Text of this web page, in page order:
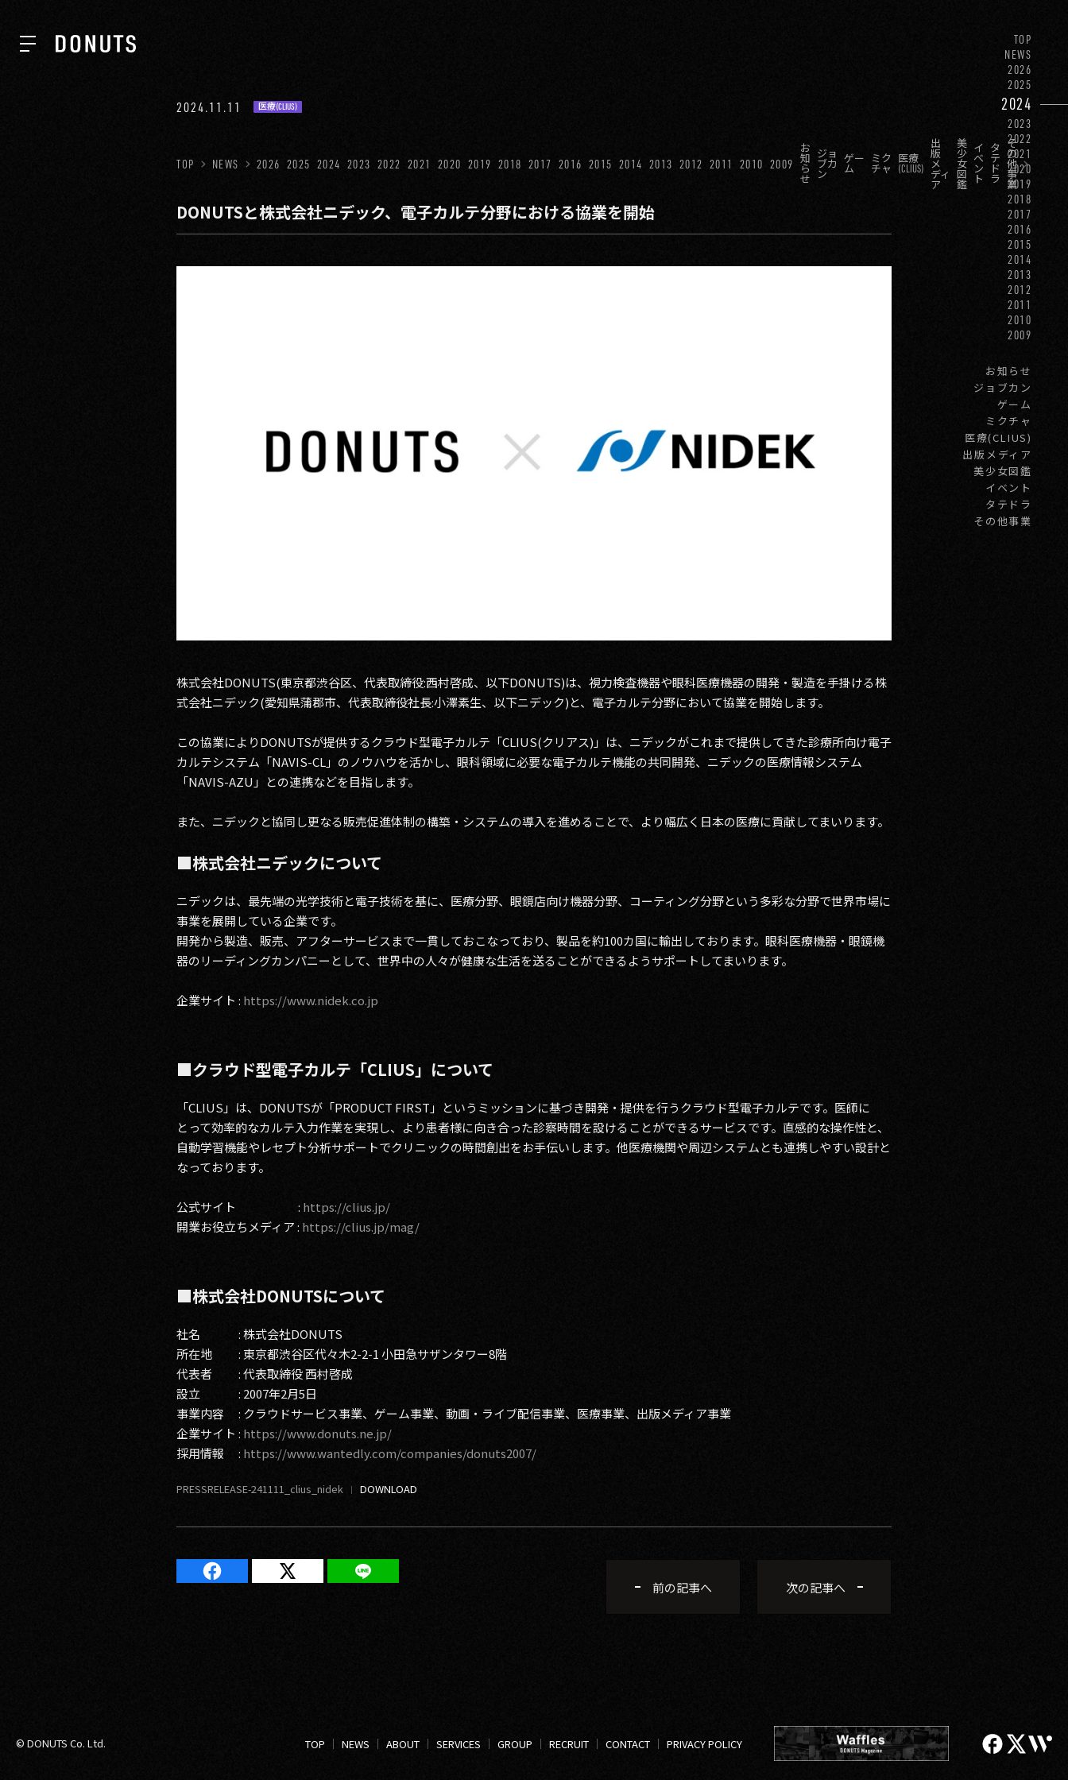
ABOUT
TOP
NEWS
2026
2025
2024
2023
2022
2021
2020
2019
2018
2017
2016
2015
2014
2013
2012
2011
2010
2009
お知らせ
ジョブカン
ゲーム
ミクチャ
医療(CLIUS)
出版メディア
美少女図鑑
イベント
タテドラ
その他事業
2024.11.11 医療(CLIUS)
TOP NEWS 2026 2025 2024 2023 2022 2021 2020 2019 2018 2017 2016 2015 2014 2013 2012 2011 2010 2009
お
知
ら
せ
ジョ
ブカ
ン
ゲー
ム
ミク
チャ
医療
(CLIUS)
出
版
メ
ディ
ア
美
少
女
図
鑑
イ
ベ
ン
ト
タ
テ
ド
ラ
そ
の
他
事
業
DONUTSと株式会社ニデック、電子カルテ分野における協業を開始
株式会社DONUTS(東京都渋谷区、代表取締役:西村啓成、以下DONUTS)は、視力検査機器や眼科医療機器の開発・製造を手掛ける株
式会社ニデック(愛知県蒲郡市、代表取締役社長:小澤素生、以下ニデック)と、電子カルテ分野において協業を開始します。
この協業によりDONUTSが提供するクラウド型電子カルテ「CLIUS(クリアス)」は、ニデックがこれまで提供してきた診療所向け電子
カルテシステム「NAVIS-CL」のノウハウを活かし、眼科領域に必要な電子カルテ機能の共同開発、ニデックの医療情報システム
「NAVIS-AZU」との連携などを目指します。
また、ニデックと協同し更なる販売促進体制の構築・システムの導入を進めることで、より幅広く日本の医療に貢献してまいります。
■株式会社ニデックについて
ニデックは、最先端の光学技術と電子技術を基に、医療分野、眼鏡店向け機器分野、コーティング分野という多彩な分野で世界市場に
事業を展開している企業です。
開発から製造、販売、アフターサービスまで一貫しておこなっており、製品を約100カ国に輸出しております。眼科医療機器・眼鏡機
器のリーディングカンパニーとして、世界中の人々が健康な生活を送ることができるようサポートしてまいります。
企業サイト : https://www.nidek.co.jp
■クラウド型電子カルテ「CLIUS」について
「CLIUS」は、DONUTSが「PRODUCT FIRST」というミッションに基づき開発・提供を行うクラウド型電子カルテです。医師に
とって効率的なカルテ入力作業を実現し、より患者様に向き合った診察時間を設けることができるサービスです。直感的な操作性と、
自動学習機能やレセプト分析サポートでクリニックの時間創出をお手伝いします。他医療機関や周辺システムとも連携しやすい設計と
なっております。
公式サイト : https://clius.jp/
開業お役立ちメディア : https://clius.jp/mag/
■株式会社DONUTSについて
社名 : 株式会社DONUTS
所在地 : 東京都渋谷区代々木2-2-1 小田急サザンタワー8階
代表者 : 代表取締役 西村啓成
設立 : 2007年2月5日
事業内容 : クラウドサービス事業、ゲーム事業、動画・ライブ配信事業、医療事業、出版メディア事業
企業サイト : https://www.donuts.ne.jp/
採用情報 : https://www.wantedly.com/companies/donuts2007/
PRESSRELEASE-241111_clius_nidek
前の記事へ 次の記事へ
© DONUTS Co. Ltd. TOP NEWS ABOUT SERVICES GROUP RECRUIT CONTACT PRIVACY POLICY